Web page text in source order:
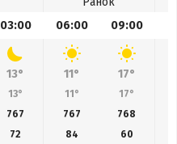
03:00 06:00 09:00
13° 11° 17°
13° 11° 17°
767 767 768
72 84 60